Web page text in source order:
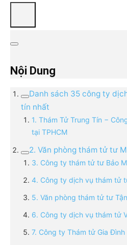
Nội Dung
Danh sách 35 công ty
tín nhất
1. Thám Tử Trung Tín −
tại TPHCM
2. Văn phòng thám tử tư
3. Công ty thám tử tư Bảo
4. Công ty dịch vụ thám tử
5. Văn phòng thám tử tư
6. Công ty dịch vụ thám tử
7. Công ty Thám tử Gia Đình